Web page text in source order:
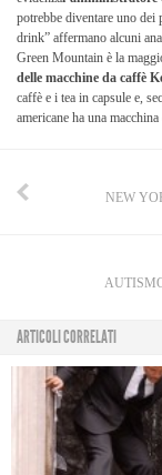
potrebbe diventare uno
drink” affermano alcuni
Green Mountain è la
delle macchine da caffè
caffè e i tea in capsule e,
americane ha una
NEW
ARTICOLI CORRELATI